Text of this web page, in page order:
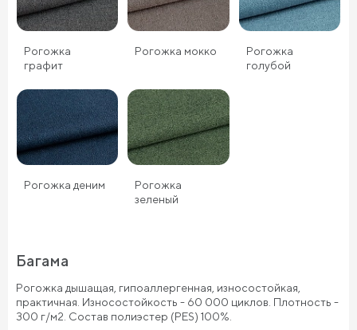
Рогожка
графит
Рогожка мокко
Рогожка
голубой
Рогожка деним
Рогожка
зеленый
Багама
Рогожка дышащая, гипоаллергенная, износостойкая,
практичная. Износостойкость - 60 000 циклов. Плотность -
300 г/м2. Состав полиэстер (PES) 100%.